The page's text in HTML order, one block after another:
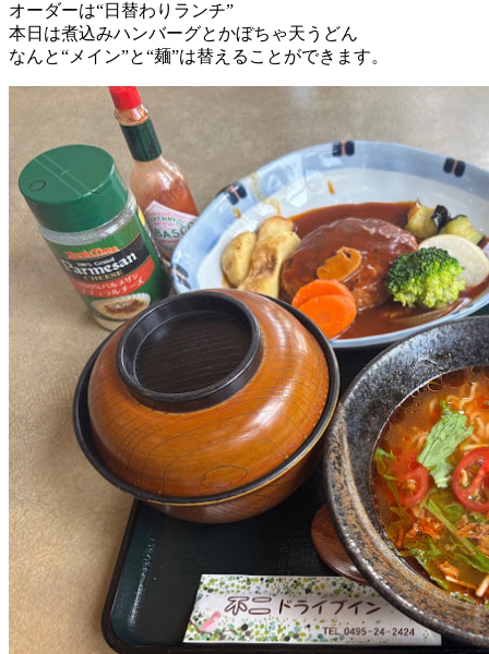
オーダーは“日替わりランチ”
本日は煮込みハンバーグとかぼちゃ天うどん
なんと“メイン”と“麺”は替えることができます。